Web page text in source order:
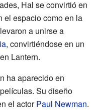
Hal se convirtió en
el espacio como en la
a unirse a
, convirtiéndose en un
Lantern.
ha aparecido en
Su diseño
el actorPaul Newman.